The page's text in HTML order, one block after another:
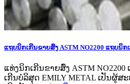
ແຖບນິກເກີນຂາຍສົ່ງ ASTM NO2200 ແຖບນິ
ແທ່ງນິກເກີນຂາຍສົ່ງ ASTM
ເກີນບໍລິສຸດ EMILY METAL ເປັນຜູ້